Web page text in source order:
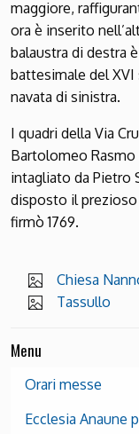
maggiore,
ora è inserito
balaustra di destra
battesimale del XVI
navata di sinistra.
I quadri della Via
Bartolomeo
intagliato da Pietro
disposto il
firmò 1769.
Chiesa
Tassullo
Menu
Orari messe
Ecclesia Anaune